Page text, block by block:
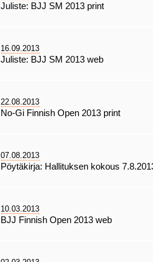
Juliste: BJJ SM 2013 print
16.09.2013
Juliste: BJJ SM 2013 web
22.08.2013
No-Gi Finnish Open 2013 print
07.08.2013
Pöytäkirja: Hallituksen kokous
10.03.2013
BJJ Finnish Open 2013 web